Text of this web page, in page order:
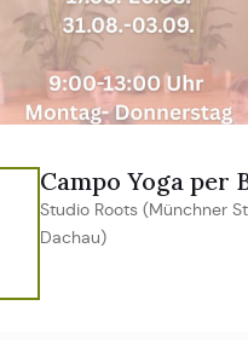
Campo Yoga per
Studio Roots (Münchner
Dachau)